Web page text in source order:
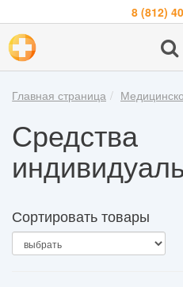
8 (812)
О
компании
Бренды
Покупателям
Новости
Контакты
Главная страница
Средства
Сортировать товары